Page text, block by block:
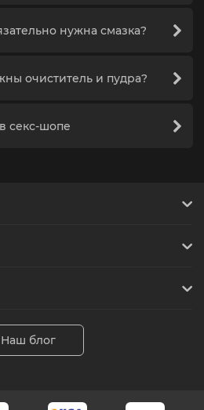
нужна смазка?
очиститель и пудра?
секс-шопе
Наш блог